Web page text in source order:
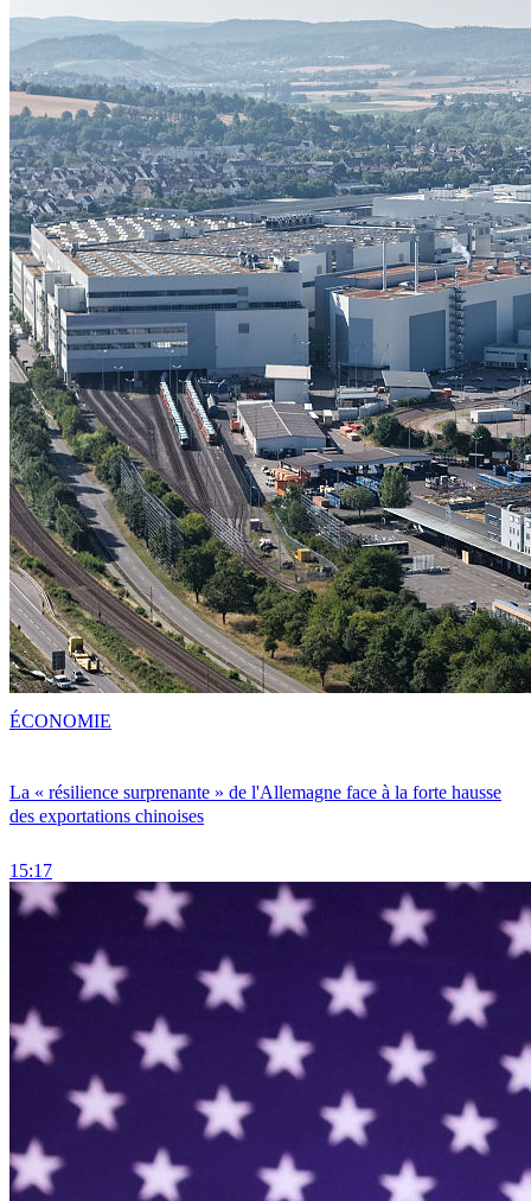
La « résilience surprenante » de l'Allemagne face à la forte hausse
des exportations chinoises
15:17
ÉCONOMIE